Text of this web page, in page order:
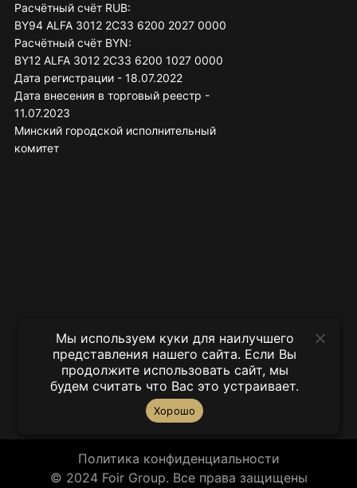
Расчётный счёт RUB:
BY94 ALFA 3012 2C33 6200 2027 0000
Расчётный счёт BYN:
BY12 ALFA 3012 2C33 6200 1027 0000
Дата регистрации - 18.07.2022
Дата внесения в торговый реестр -
11.07.2023
Минский городской исполнительный
комитет
© 2024 Foir Group. Все права защищены
Политика конфиденциальности
Мы используем куки для наилучшего
представления нашего сайта. Если Вы
продолжите использовать сайт, мы
будем считать что Вас это устраивает.
Хорошо